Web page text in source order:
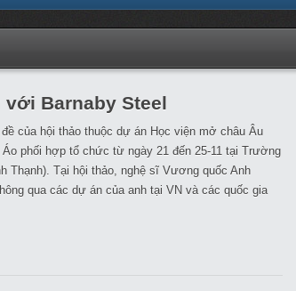
với Barnaby Steel
của hội thảo thuộc dự án Học viện mở châu Âu
phối hợp tổ chức từ ngày 21 đến 25-11 tại Trường
Thạnh). Tại hội thảo, nghệ sĩ Vương quốc Anh
qua các dự án của anh tại VN và các quốc gia